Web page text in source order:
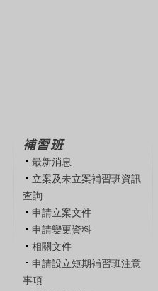
補習班
最新消息
立案及未立案補習班資訊
查詢
申請立案文件
申請變更資料
相關文件
申請設立短期補習班注意
事項